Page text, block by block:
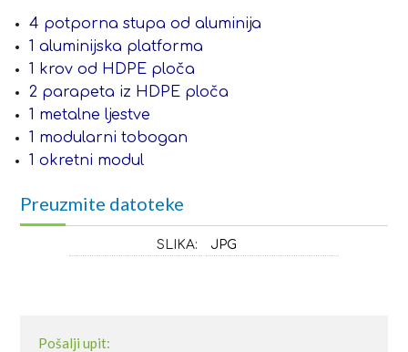
4 potporna stupa od aluminija
1 aluminijska platforma
1 krov od HDPE ploča
2 parapeta iz HDPE ploča
1 metalne ljestve
1 modularni tobogan
1 okretni modul
Preuzmite datoteke
SLIKA: JPG
Pošalji upit: